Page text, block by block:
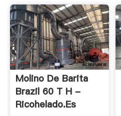
Molino De Barita
Brazil 60 T H -
Ricohelado.es